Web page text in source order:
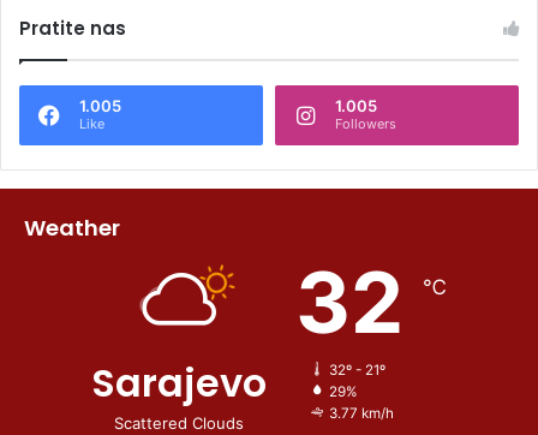
Pratite nas
1.005
Like
1.005
Followers
Weather
Sarajevo
Scattered Clouds
32 ℃
32º - 21º
29%
3.77 km/h